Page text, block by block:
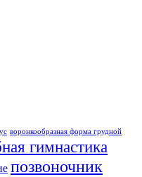
воронкообразная форма грудной
гимнастика
позвоночник